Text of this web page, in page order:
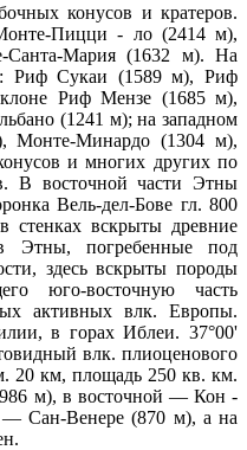
конусов и кратеров.
Пицци - ло (2414 м),
Санта-Мария (1632 м). На
Риф Сукаи (1589 м), Риф
Риф Мензе (1685 м),
(1241 м); на западном
Монте-Минардо (1304 м),
и многих других по
В восточной части Этны
Вель-дел-Бове гл. 800
вскрыты древние
Этны, погребенные под
здесь вскрыты породы
юго-восточную часть
активных влк. Европы.
в горах Иблеи. 37°00'
влк. плиоценового
20 км, площадь 250 кв. км.
м), в восточной — Кон -
— Сан-Венере (870 м), а на